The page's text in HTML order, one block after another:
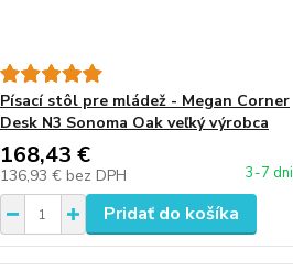
Písací stôl pre mládež - Megan Corner
Desk N3 Sonoma Oak veľký výrobca
168,43 €
136,93 € bez DPH 3-7 dni
Pridať do košíka